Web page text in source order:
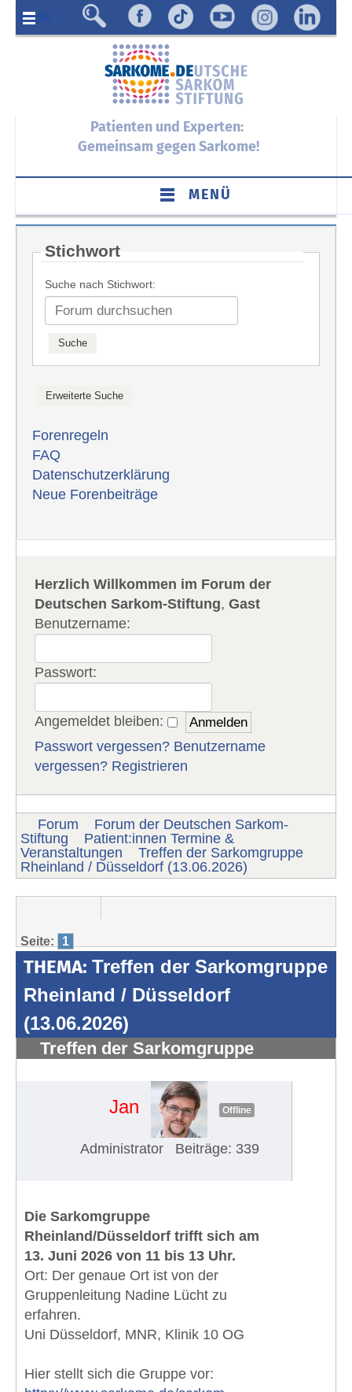
Menü
Patienten und Experten:
Gemeinsam gegen Sarkome!
MENÜ
Stichwort
Suche nach Stichwort:
Forenregeln
FAQ
Datenschutzerklärung
Neue Forenbeiträge
Herzlich Willkommen im Forum der
Deutschen Sarkom-Stiftung,Gast
Benutzername:
Passwort:
Angemeldet bleiben:
Passwort vergessen? Benutzername
vergessen? Registrieren
Forum
Forum der Deutschen Sarkom-
Stiftung
Patient:innen Termine &
Veranstaltungen
Treffen der Sarkomgruppe
Rheinland / Düsseldorf (13.06.2026)
Seite: 1
THEMA: Treffen der Sarkomgruppe
Rheinland / Düsseldorf
(13.06.2026)
Treffen der Sarkomgruppe
Jan Offline
Administrator Beiträge: 339
Die Sarkomgruppe
Rheinland/Düsseldorf trifft sich am
13. Juni 2026 von 11 bis 13 Uhr.
Ort: Der genaue Ort ist von der
Gruppenleitung Nadine Lücht zu
erfahren.
Uni Düsseldorf, MNR, Klinik 10 OG
Hier stellt sich die Gruppe vor: